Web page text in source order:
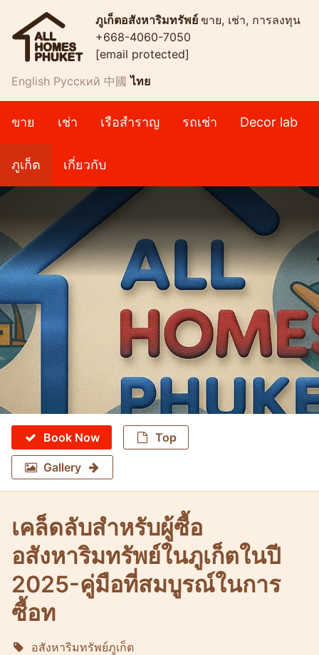
ภูเก็ตอสังหาริมทรัพย์ ขาย, เช่า, การลงทุน
+668-4060-7050
[email protected]
English Русский 中國 ไทย
ขาย เช่า เรือสำราญ รถเช่า Decor lab
ภูเก็ต เกี่ยวกับ
Book Now Top
Gallery
เคล็ดลับสำหรับผู้ซื้อ
อสังหาริมทรัพย์ในภูเก็ตในปี
2025-คู่มือที่สมบูรณ์ในการ
ซื้อท
อสังหาริมทรัพย์ภูเก็ต